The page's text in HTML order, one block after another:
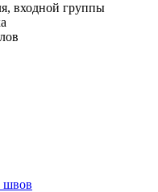
входной группы